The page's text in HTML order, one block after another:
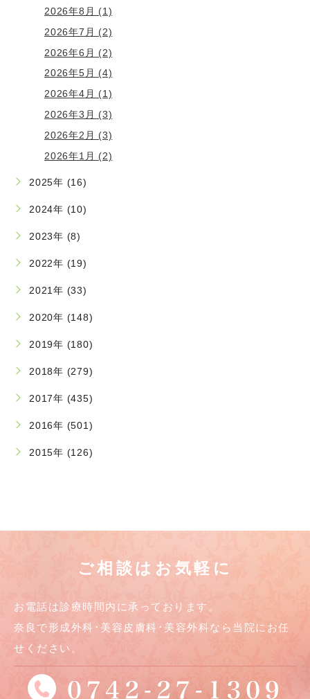
2026年8月 (1)
2026年7月 (2)
2026年6月 (2)
2026年5月 (4)
2026年4月 (1)
2026年3月 (3)
2026年2月 (3)
2026年1月 (2)
2025年 (16)
2024年 (10)
2023年 (8)
2022年 (19)
2021年 (33)
2020年 (148)
2019年 (180)
2018年 (279)
2017年 (435)
2016年 (501)
2015年 (126)
ご相談はお気軽に
お電話は診療時間内に承っております。
奈良で形成外科･美容皮膚科･美容外科なら当院にお任
せください。